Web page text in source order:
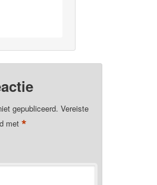
gepubliceerd. Vereiste
met*